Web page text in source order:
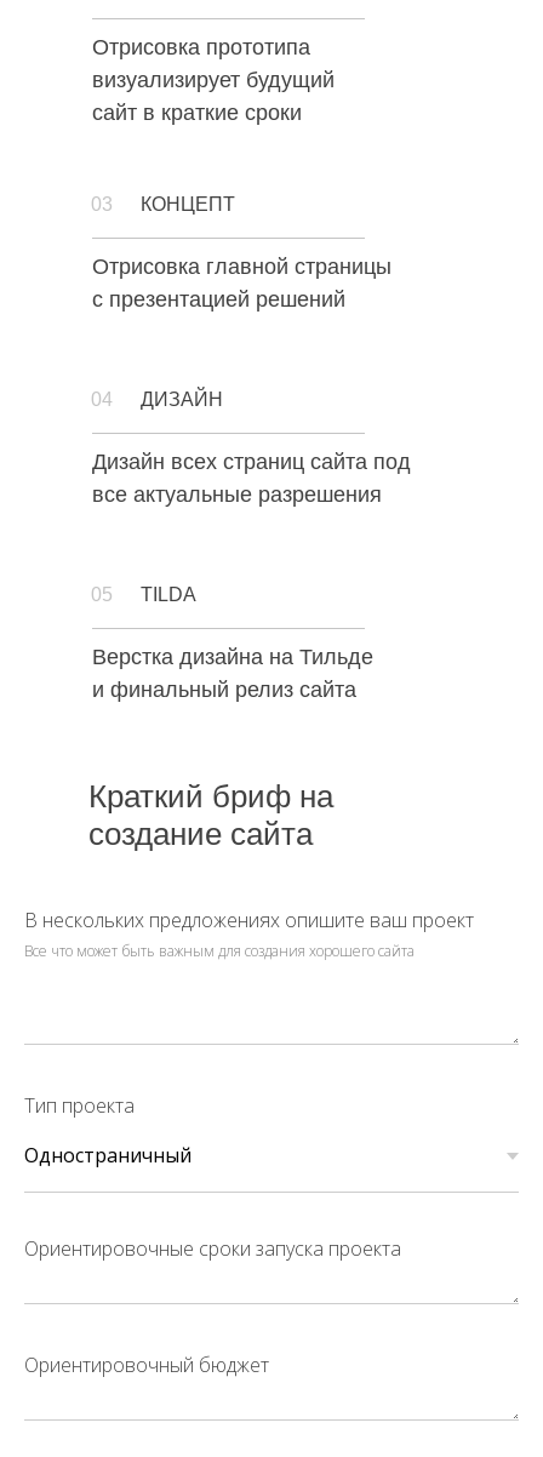
Отрисовка прототипа
визуализирует будущий
сайт в краткие сроки
03
Отрисовка главной страницы
с презентацией решений
КОНЦЕПТ
04
Дизайн всех страниц сайта под
все актуальные разрешения
ДИЗАЙН
05
Верстка дизайна на Тильде
и финальный релиз сайта
TILDA
Краткий бриф на
создание сайта
В нескольких предложениях опишите ваш проект
Все что может быть важным для создания хорошего сайта
Тип проекта
Ориентировочные сроки запуска проекта
Ориентировочный бюджет